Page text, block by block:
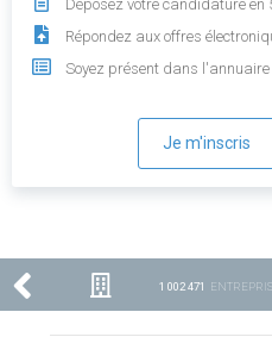
Déposez votre candidature en
Répondez aux offres
Soyez présent dans l'annuaire
Je m'inscris
1 002 471